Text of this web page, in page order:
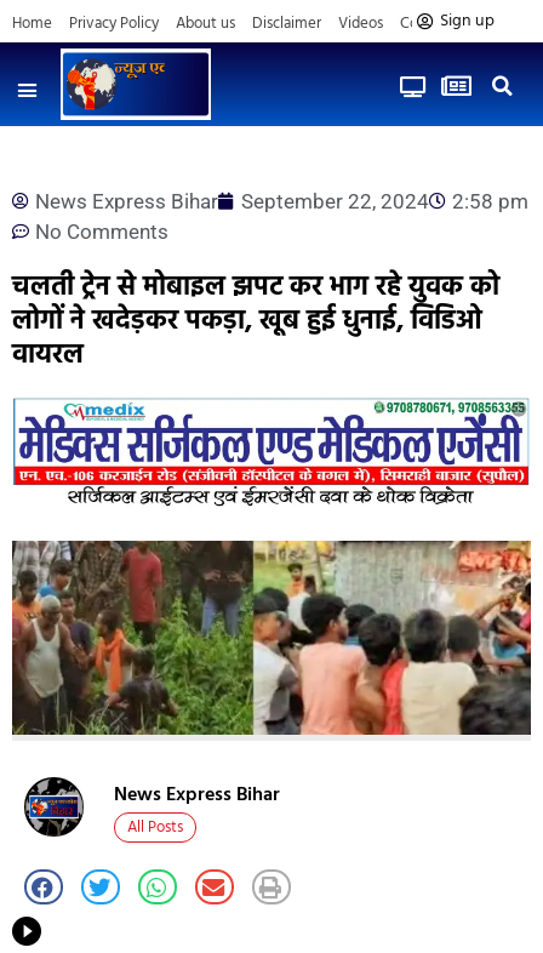
Home Privacy Policy About us Disclaimer Videos Contact us
Sign up
News Express Bihar September 22, 2024
2:58 pm
No Comments
चलती ट्रेन से मोबाइल झपट कर भाग रहे युवक को
लोगों ने खदेड़कर पकड़ा, खूब हुई धुनाई, विडिओ
वायरल
News Express Bihar
All Posts